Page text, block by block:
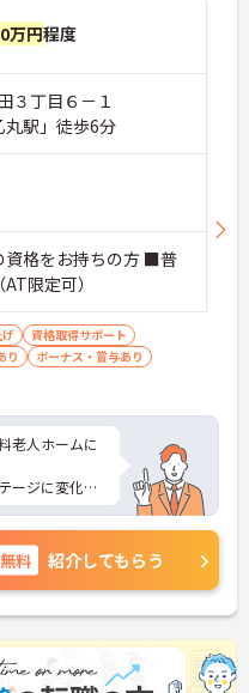
万円程度
３丁目６－１
駅」徒歩6分
格をお持ちの方 ■普
限定可）
資格取得サポート
り
ボーナス・賞与あり
老人ホームに
ージに変化が
など、さらに
相談くださ
無料 紹介してもらう